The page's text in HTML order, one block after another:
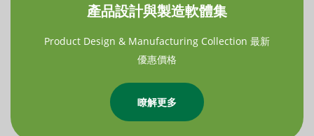
產品設計與製造軟體集
Product Design & Manufacturing Collection 最新
優惠價格
瞭解更多